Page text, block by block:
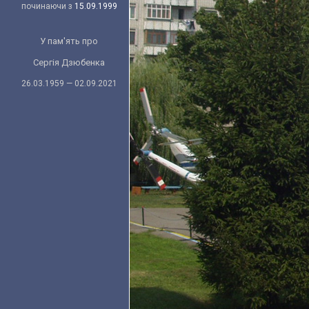
починаючи з 15.09.1999
У пам'ять про
Сергія Дзюбенка
26.03.1959 — 02.09.2021